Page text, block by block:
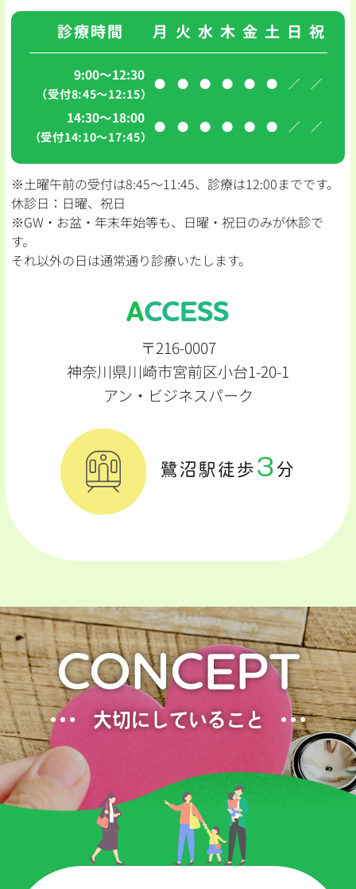
診療時間 月 火 水 木 金 土 日 祝
9:00～12:30
（受付8:45〜12:15）
● ● ● ● ● ● ／ ／
14:30～18:00
（受付14:10〜17:45）
● ● ● ● ● ● ／ ／
※土曜午前の受付は8:45〜11:45、診療は12:00までです。
休診日：日曜、祝日
※GW・お盆・年末年始等も、日曜・祝日のみが休診で
す。
それ以外の日は通常通り診療いたします。
ACCESS
〒216-0007
神奈川県川崎市宮前区小台1-20-1
アン・ビジネスパーク
鷺沼駅徒歩 3 分
CONCEPT
大切にしていること